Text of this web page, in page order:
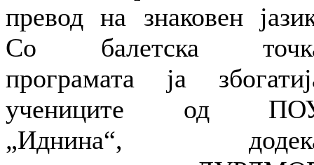
превод на знаковен
Со балетска
програмата ја
учениците од
„Иднина“,